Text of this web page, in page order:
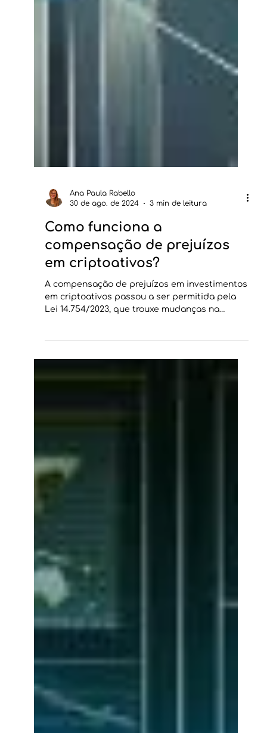
Ana Paula Rabello
30 de ago. de 2024
3 min de leitura
Como funciona a
compensação de prejuízos
em criptoativos?
A compensação de prejuízos em investimentos